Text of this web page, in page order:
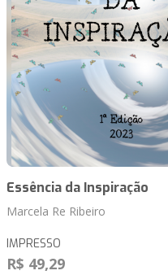
Essência da Inspiração
Marcela Re Ribeiro
IMPRESSO
R$ 49,29